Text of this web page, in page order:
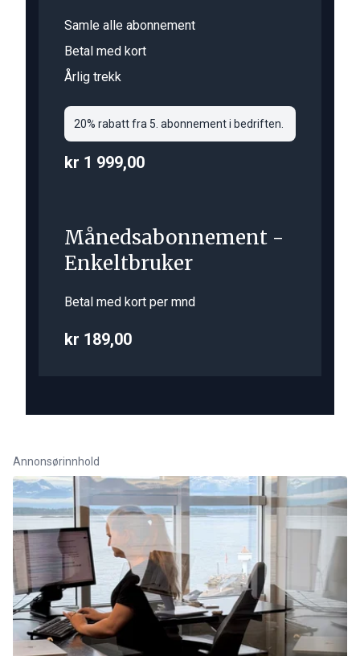
Samle alle abonnement
Betal med kort
Årlig trekk
20% rabatt fra 5. abonnement i bedriften.
kr 1 999,00
Månedsabonnement -
Enkeltbruker
Betal med kort per mnd
kr 189,00
Annonsørinnhold